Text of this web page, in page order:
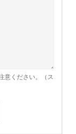
意ください。（ス